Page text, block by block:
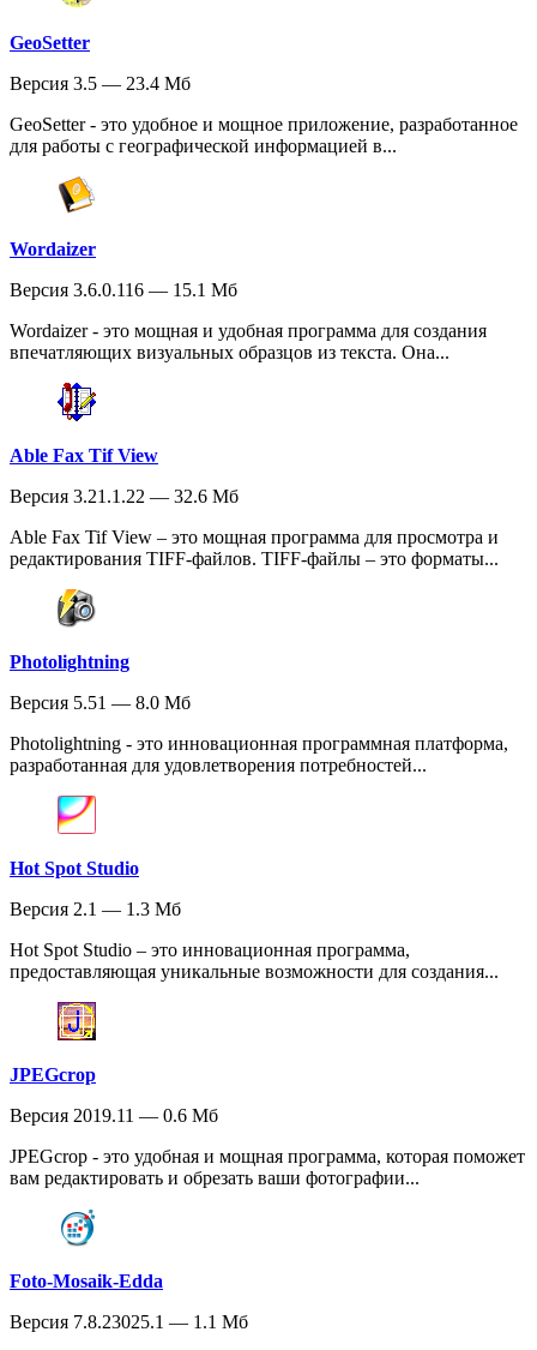
GeoSetter
Версия 3.5 — 23.4 Мб
GeoSetter - это удобное и мощное приложение, разработанное
для работы с географической информацией в...
Wordaizer
Версия 3.6.0.116 — 15.1 Мб
Wordaizer - это мощная и удобная программа для создания
впечатляющих визуальных образцов из текста. Она...
Able Fax Tif View
Версия 3.21.1.22 — 32.6 Мб
Able Fax Tif View – это мощная программа для просмотра и
редактирования TIFF-файлов. TIFF-файлы – это форматы...
Photolightning
Версия 5.51 — 8.0 Мб
Photolightning - это инновационная программная платформа,
разработанная для удовлетворения потребностей...
Hot Spot Studio
Версия 2.1 — 1.3 Мб
Hot Spot Studio – это инновационная программа,
предоставляющая уникальные возможности для создания...
JPEGcrop
Версия 2019.11 — 0.6 Мб
JPEGcrop - это удобная и мощная программа, которая поможет
вам редактировать и обрезать ваши фотографии...
Foto-Mosaik-Edda
Версия 7.8.23025.1 — 1.1 Мб